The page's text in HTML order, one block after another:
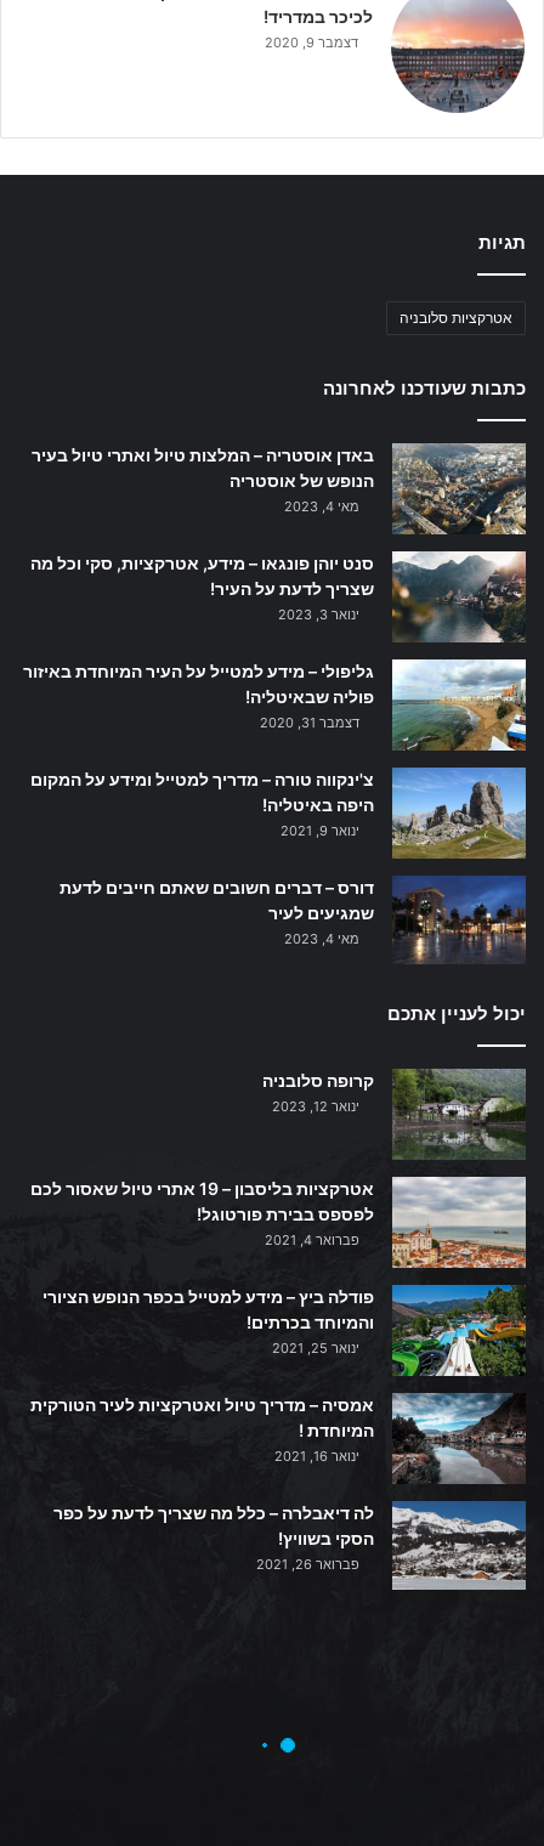
לכיכר במדריד!
דצמבר 9, 2020
תגיות
אטרקציות סלובניה
כתבות שעודכנו לאחרונה
באדן אוסטריה – המלצות טיול ואתרי טיול בעיר
הנופש של אוסטריה
מאי 4, 2023
סנט יוהן פונגאו – מידע, אטרקציות, סקי וכל מה
שצריך לדעת על העיר!
ינואר 3, 2023
גליפולי – מידע למטייל על העיר המיוחדת באיזור
פוליה שבאיטליה!
דצמבר 31, 2020
צ'ינקווה טורה – מדריך למטייל ומידע על המקום
היפה באיטליה!
ינואר 9, 2021
דורס – דברים חשובים שאתם חייבים לדעת
שמגיעים לעיר
מאי 4, 2023
יכול לעניין אתכם
קרופה סלובניה
ינואר 12, 2023
אטרקציות בליסבון – 19 אתרי טיול שאסור לכם
לפספס בבירת פורטוגל!
פברואר 4, 2021
פודלה ביץ – מידע למטייל בכפר הנופש הציורי
והמיוחד בכרתים!
ינואר 25, 2021
אמסיה – מדריך טיול ואטרקציות לעיר הטורקית
המיוחדת !
ינואר 16, 2021
לה דיאבלרה – כלל מה שצריך לדעת על כפר
הסקי בשוויץ!
פברואר 26, 2021